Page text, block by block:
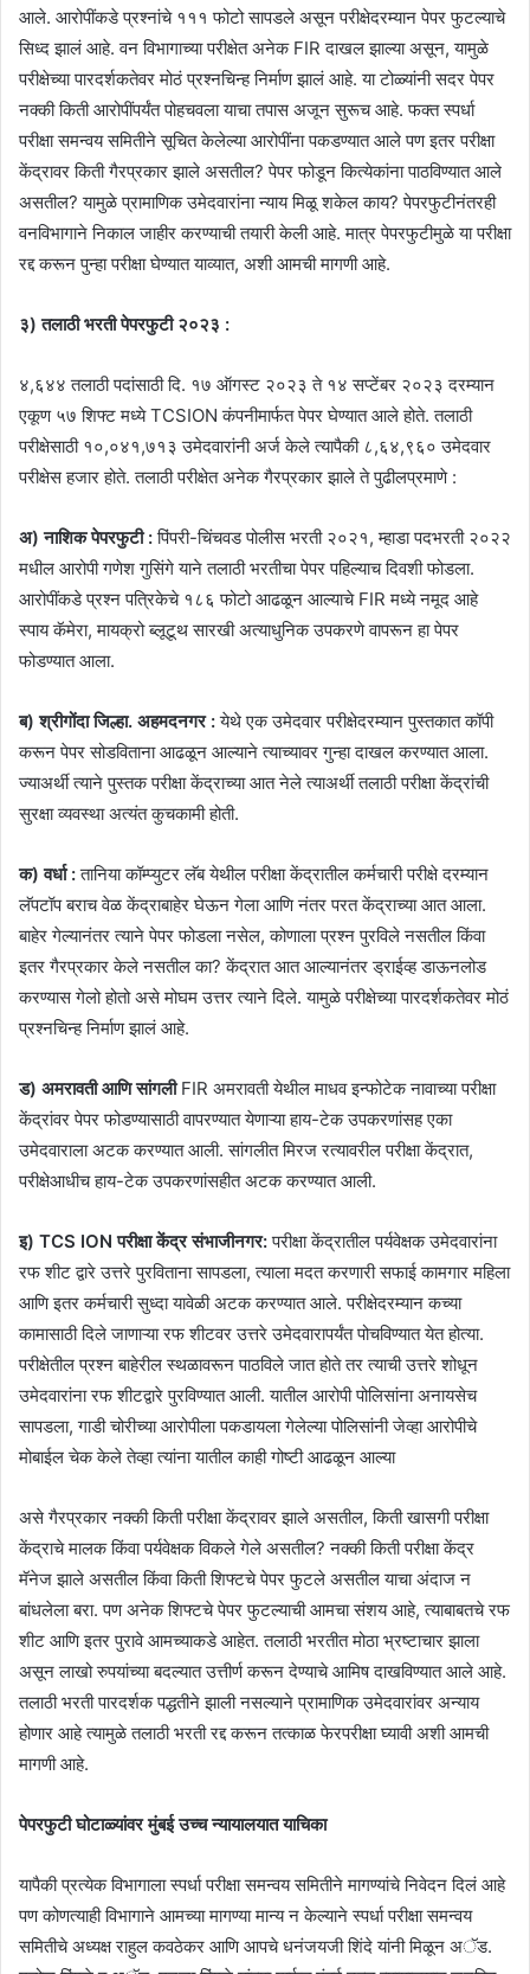
आले. आरोपींकडे प्रश्नांचे १११ फोटो सापडले असून परीक्षेदरम्यान पेपर फुटल्याचे
सिध्द झालं आहे. वन विभागाच्या परीक्षेत अनेक FIR दाखल झाल्या असून, यामुळे
परीक्षेच्या पारदर्शकतेवर मोठं प्रश्नचिन्ह निर्माण झालं आहे. या टोळ्यांनी सदर पेपर
नक्की किती आरोपींपर्यंत पोहचवला याचा तपास अजून सुरूच आहे. फक्त स्पर्धा
परीक्षा समन्वय समितीने सूचित केलेल्या आरोपींना पकडण्यात आले पण इतर परीक्षा
केंद्रावर किती गैरप्रकार झाले असतील? पेपर फोडून कित्येकांना पाठविण्यात आले
असतील? यामुळे प्रामाणिक उमेदवारांना न्याय मिळू शकेल काय? पेपरफुटीनंतरही
वनविभागाने निकाल जाहीर करण्याची तयारी केली आहे. मात्र पेपरफुटीमुळे या परीक्षा
रद्द करून पुन्हा परीक्षा घेण्यात याव्यात, अशी आमची मागणी आहे.
३) तलाठी भरती पेपरफुटी २०२३ :
४,६४४ तलाठी पदांसाठी दि. १७ ऑगस्ट २०२३ ते १४ सप्टेंबर २०२३ दरम्यान
एकूण ५७ शिफ्ट मध्ये TCSION कंपनीमार्फत पेपर घेण्यात आले होते. तलाठी
परीक्षेसाठी १०,०४१,७१३ उमेदवारांनी अर्ज केले त्यापैकी ८,६४,९६० उमेदवार
परीक्षेस हजार होते. तलाठी परीक्षेत अनेक गैरप्रकार झाले ते पुढीलप्रमाणे :
अ) नाशिक पेपरफुटी :पिंपरी-चिंचवड पोलीस भरती २०२१, म्हाडा पदभरती २०२२
मधील आरोपी गणेश गुसिंगे याने तलाठी भरतीचा पेपर पहिल्याच दिवशी फोडला.
आरोपींकडे प्रश्न पत्रिकेचे १८६ फोटो आढळून आल्याचे FIR मध्ये नमूद आहे
स्पाय कॅमेरा, मायक्रो ब्लूटूथ सारखी अत्याधुनिक उपकरणे वापरून हा पेपर
फोडण्यात आला.
ब) श्रीगोंदा जिल्हा. अहमदनगर :येथे एक उमेदवार परीक्षेदरम्यान पुस्तकात कॉपी
करून पेपर सोडविताना आढळून आल्याने त्याच्यावर गुन्हा दाखल करण्यात आला.
ज्याअर्थी त्याने पुस्तक परीक्षा केंद्राच्या आत नेले त्याअर्थी तलाठी परीक्षा केंद्रांची
सुरक्षा व्यवस्था अत्यंत कुचकामी होती.
क) वर्धा :तानिया कॉम्प्युटर लॅब येथील परीक्षा केंद्रातील कर्मचारी परीक्षे दरम्यान
लॅपटॉप बराच वेळ केंद्राबाहेर घेऊन गेला आणि नंतर परत केंद्राच्या आत आला.
बाहेर गेल्यानंतर त्याने पेपर फोडला नसेल, कोणाला प्रश्न पुरविले नसतील किंवा
इतर गैरप्रकार केले नसतील का? केंद्रात आत आल्यानंतर ड्राईव्ह डाऊनलोड
करण्यास गेलो होतो असे मोघम उत्तर त्याने दिले. यामुळे परीक्षेच्या पारदर्शकतेवर मोठं
प्रश्नचिन्ह निर्माण झालं आहे.
ड) अमरावती आणि सांगलीFIR अमरावती येथील माधव इन्फोटेक नावाच्या परीक्षा
केंद्रांवर पेपर फोडण्यासाठी वापरण्यात येणाऱ्या हाय-टेक उपकरणांसह एका
उमेदवाराला अटक करण्यात आली. सांगलीत मिरज रत्यावरील परीक्षा केंद्रात,
परीक्षेआधीच हाय-टेक उपकरणांसहीत अटक करण्यात आली.
इ) TCS ION परीक्षा केंद्र संभाजीनगर:परीक्षा केंद्रातील पर्यवेक्षक उमेदवारांना
रफ शीट द्वारे उत्तरे पुरविताना सापडला, त्याला मदत करणारी सफाई कामगार महिला
आणि इतर कर्मचारी सुध्दा यावेळी अटक करण्यात आले. परीक्षेदरम्यान कच्या
कामासाठी दिले जाणाऱ्या रफ शीटवर उत्तरे उमेदवारापर्यंत पोचविण्यात येत होत्या.
परीक्षेतील प्रश्न बाहेरील स्थळावरून पाठविले जात होते तर त्याची उत्तरे शोधून
उमेदवारांना रफ शीटद्वारे पुरविण्यात आली. यातील आरोपी पोलिसांना अनायसेच
सापडला, गाडी चोरीच्या आरोपीला पकडायला गेलेल्या पोलिसांनी जेव्हा आरोपीचे
मोबाईल चेक केले तेव्हा त्यांना यातील काही गोष्टी आढळून आल्या
असे गैरप्रकार नक्की किती परीक्षा केंद्रावर झाले असतील, किती खासगी परीक्षा
केंद्राचे मालक किंवा पर्यवेक्षक विकले गेले असतील? नक्की किती परीक्षा केंद्र
मॅनेज झाले असतील किंवा किती शिफ्टचे पेपर फुटले असतील याचा अंदाज न
बांधलेला बरा. पण अनेक शिफ्टचे पेपर फुटल्याची आमचा संशय आहे, त्याबाबतचे रफ
शीट आणि इतर पुरावे आमच्याकडे आहेत. तलाठी भरतीत मोठा भ्रष्टाचार झाला
असून लाखो रुपयांच्या बदल्यात उत्तीर्ण करून देण्याचे आमिष दाखविण्यात आले आहे.
तलाठी भरती पारदर्शक पद्धतीने झाली नसल्याने प्रामाणिक उमेदवारांवर अन्याय
होणार आहे त्यामुळे तलाठी भरती रद्द करून तत्काळ फेरपरीक्षा घ्यावी अशी आमची
मागणी आहे.
पेपरफुटी घोटाळ्यांवर मुंबई उच्च न्यायालयात याचिका
यापैकी प्रत्येक विभागाला स्पर्धा परीक्षा समन्वय समितीने मागण्यांचे निवेदन दिलं आहे
पण कोणत्याही विभागाने आमच्या मागण्या मान्य न केल्याने स्पर्धा परीक्षा समन्वय
समितीचे अध्यक्ष राहुल कवठेकर आणि आपचे धनंजयजी शिंदे यांनी मिळून अॅड.